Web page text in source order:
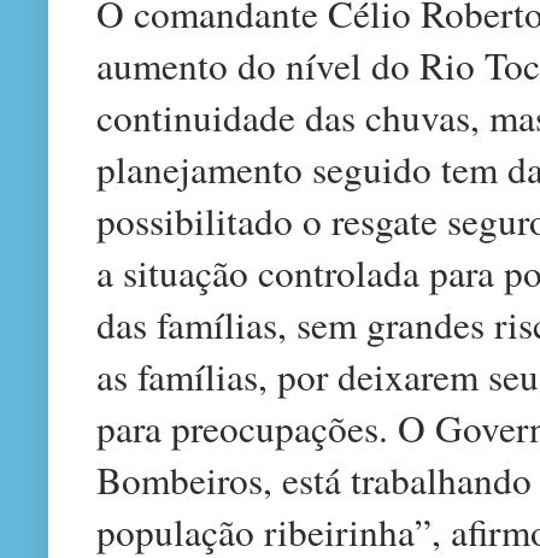
O comandante Célio
aumento do nível do Rio
continuidade das chuvas,
planejamento seguido tem
possibilitado o resgate
a situação controlada para
das famílias, sem grandes
as famílias, por deixarem
para preocupações. O
Bombeiros, está
população ribeirinha”,